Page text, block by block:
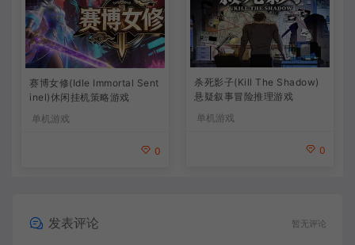
赛博女修(Idle Immortal Sent
inel)休闲挂机策略游戏
单机游戏
0
杀死影子(Kill The Shadow)
悬疑叙事冒险推理游戏
单机游戏
0
发表评论 暂无评论